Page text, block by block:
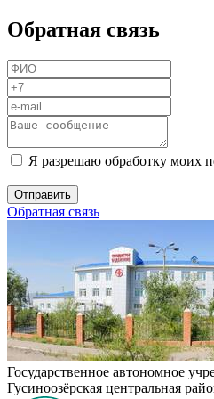
Обратная связь
Я разрешаю обработку моих
Обратная связь
Государственное автономное
Гусиноозёрская центральная